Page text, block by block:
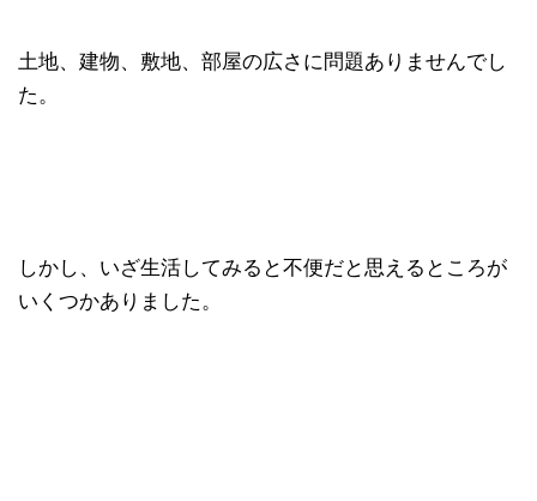
土地、建物、敷地、部屋の広さに問題ありませんでし
た。
しかし、いざ生活してみると不便だと思えるところが
いくつかありました。